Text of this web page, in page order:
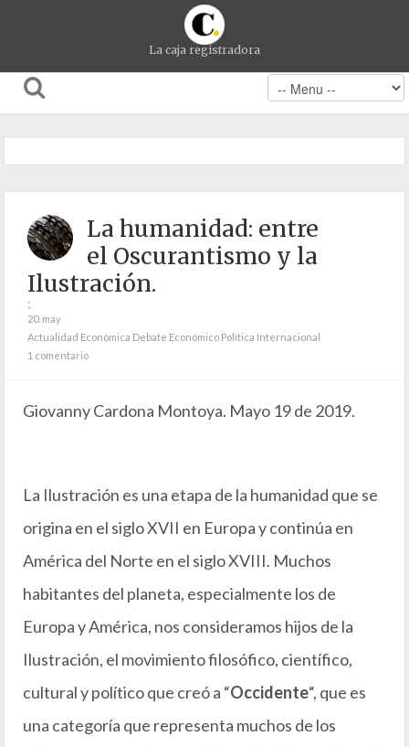
La caja registradora
La humanidad: entre
el Oscurantismo y la
Ilustración.
;
20. may
Actualidad Económica Debate Económico Política Internacional
1 comentario
Giovanny Cardona Montoya. Mayo 19 de 2019.
La Ilustración es una etapa de la humanidad que se
origina en el siglo XVII en Europa y continúa en
América del Norte en el siglo XVIII. Muchos
habitantes del planeta, especialmente los de
Europa y América, nos consideramos hijos de la
Ilustración, el movimiento filosófico, científico,
cultural y político que creó a “Occidente“, que es
una categoría que representa muchos de los